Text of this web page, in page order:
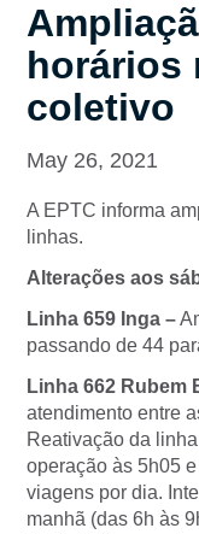
horários
coletivo
May 26, 2021
A EPTC informa
linhas.
Alterações aos
Linha 659 Inga –
passando de 44
Linha 662 Rubem
atendimento entre
Reativação da
operação às 5h05
viagens por dia.
manhã (das 6h às